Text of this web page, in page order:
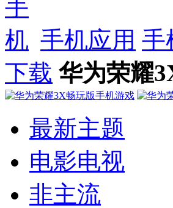
手机应用 手
下载 华为荣耀
最新主题
电影电视
非主流